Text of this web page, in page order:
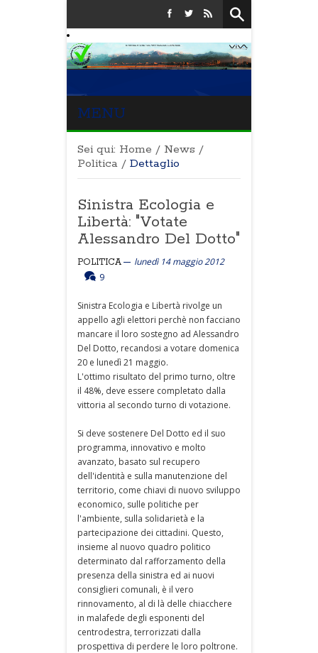
MENU
Sei qui: Home / News /
Politica / Dettaglio
Sinistra Ecologia e
Libertà: "Votate
Alessandro Del Dotto"
POLITICA
lunedì 14 maggio 2012
9
Sinistra Ecologia e Libertà rivolge un
appello agli elettori perchè non facciano
mancare il loro sostegno ad Alessandro
Del Dotto, recandosi a votare domenica
20 e lunedì 21 maggio.
L'ottimo risultato del primo turno, oltre
il 48%, deve essere completato dalla
vittoria al secondo turno di votazione.
Si deve sostenere Del Dotto ed il suo
programma, innovativo e molto
avanzato, basato sul recupero
dell'identità e sulla manutenzione del
territorio, come chiavi di nuovo sviluppo
economico, sulle politiche per
l'ambiente, sulla solidarietà e la
partecipazione dei cittadini. Questo,
insieme al nuovo quadro politico
determinato dal rafforzamento della
presenza della sinistra ed ai nuovi
consiglieri comunali, è il vero
rinnovamento, al di là delle chiacchere
in malafede degli esponenti del
centrodestra, terrorizzati dalla
prospettiva di perdere le loro poltrone.